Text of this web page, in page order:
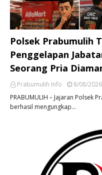
Polsek Prabumulih
Penggelapan
Seorang Pria
Prabumulih Info
8/08/
PRABUMULIH – Jajaran Polsek
berhasil mengungkap…